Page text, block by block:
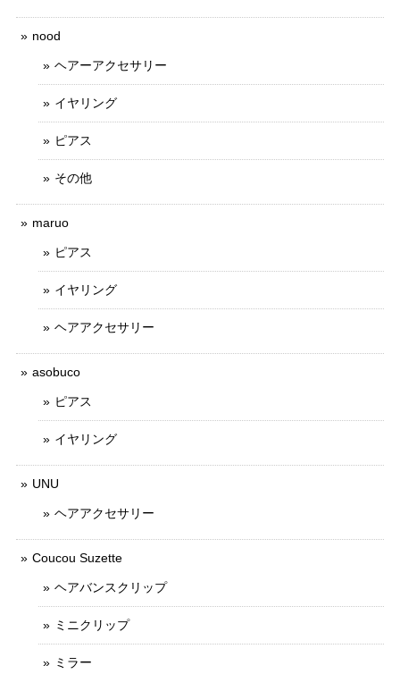
nood
ヘアーアクセサリー
イヤリング
ピアス
その他
maruo
ピアス
イヤリング
ヘアアクセサリー
asobuco
ピアス
イヤリング
UNU
ヘアアクセサリー
Coucou Suzette
ヘアバンスクリップ
ミニクリップ
ミラー